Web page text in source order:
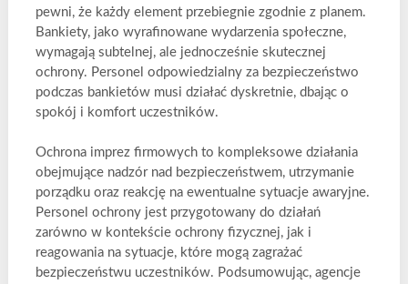
pewni, że każdy element przebiegnie zgodnie z planem.
Bankiety, jako wyrafinowane wydarzenia społeczne,
wymagają subtelnej, ale jednocześnie skutecznej
ochrony. Personel odpowiedzialny za bezpieczeństwo
podczas bankietów musi działać dyskretnie, dbając o
spokój i komfort uczestników.
Ochrona imprez firmowych to kompleksowe działania
obejmujące nadzór nad bezpieczeństwem, utrzymanie
porządku oraz reakcję na ewentualne sytuacje awaryjne.
Personel ochrony jest przygotowany do działań
zarówno w kontekście ochrony fizycznej, jak i
reagowania na sytuacje, które mogą zagrażać
bezpieczeństwu uczestników. Podsumowując, agencje